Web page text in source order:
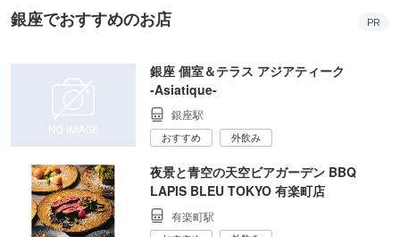
銀座でおすすめのお店 PR
銀座 個室＆テラス アジアティーク
‐Asiatique‐
銀座駅
おすすめ 外飲み
夜景と青空の天空ビアガーデン BBQ
LAPIS BLEU TOKYO 有楽町店
有楽町駅